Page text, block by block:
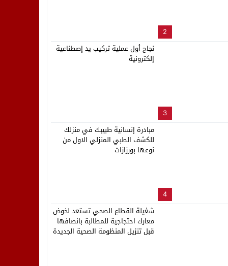
2
3
نجاح أول عملية تركيب يد إصطناعية
إلكترونية
4
مبادرة إنسانية طبيبك في منزلك
للكشف الطبي المنزلي الاول من
نوعها بورزازات
شغيلة القطاع الصحي تستعد لخوض
معارك احتجاجية للمطالبة بانصافها
قبل تنزيل المنظومة الصحية الجديدة